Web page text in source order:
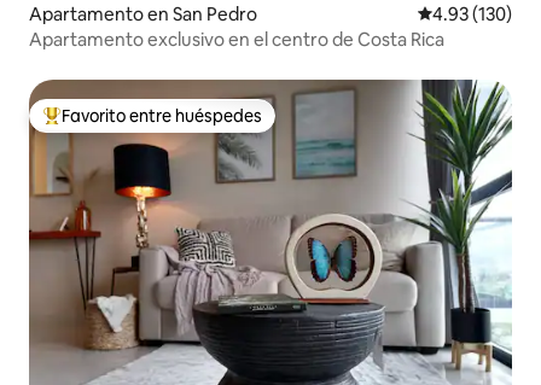
Apartamento en San Pedro Calificación
4.93 (130)
Apartamento exclusivo en el centro de Costa Rica
Favorito entre huéspedes preferido
Favorito entre huéspedes